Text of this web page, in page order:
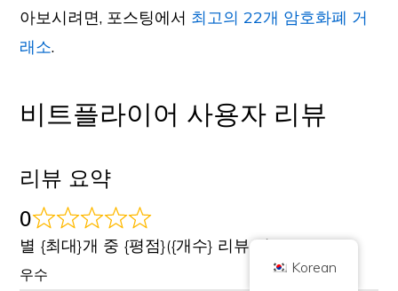
아보시려면, 포스팅에서 최고의 22개 암호화폐 거
래소.
비트플라이어 사용자 리뷰
리뷰 요약
0
별 {최대}개 중 {평점}({개수} 리뷰 기준)
우수
주소 2층 167-169 그레이트 포틀랜드 스트리트, 런던, 영국, W1W 5PF
콘텐츠는 정보 제공을 목적으로 하며 투자 조언이 아닙니다. 과거 성과가 미래
제도 또는 영국 금융 옴부즈만 서비스의 관할 범위 내에서 보호 대상이 아닙니
다. 암호화폐 투자에는 위험이 수반되며 암호화폐는 가치가 상승하거나 일부 또
홈 정보 개인정보 보호정책 문의하기
Korean